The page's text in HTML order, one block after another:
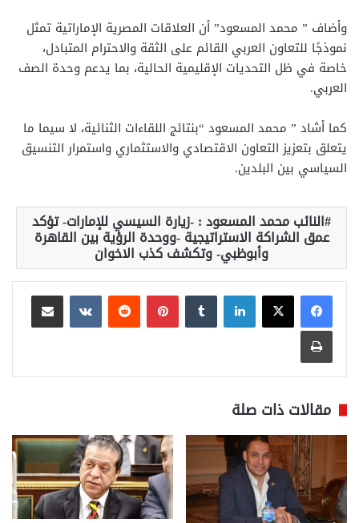
وأضاف ” محمد المسعود” أن العلاقات المصرية الإماراتية تمثل
نموذجًا للتعاون العربي القائم على الثقة والاحترام المتبادل،
خاصة في ظل التحديات الإقليمية الحالية، بما يدعم وحدة الصف
العربي.
كما أشاد ” محمد المسعود “بنتائج اللقاءات الثنائية، لا سيما ما
يتعلق بتعزيز التعاون الاقتصادي والاستثماري واستمرار التنسيق
السياسي بين البلدين.
النائب محمد المسعود : -زيارة السيسي للإمارات- تؤكد
عمق الشراكة الاستراتيجية -ووحدة الرؤية بين القاهرة
وأبوظبي- وتكشف كذب الاخوان
لينكدإن بينتيريست
مشاركة عبر البريد
طباعة
مقالات ذات صلة